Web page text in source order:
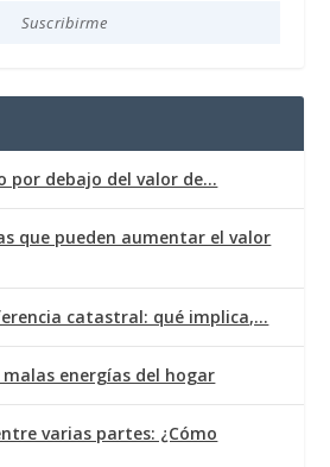
Suscribirme
por debajo del valor de…
que pueden aumentar el valor
catastral: qué implica,…
energías del hogar
varias partes: ¿Cómo